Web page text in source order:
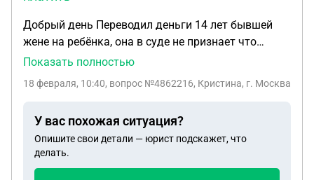
Добрый день Переводил деньги 14 лет бывшей
жене на ребёнка, она в суде не признает что
деньги переводились на ребёнка, есть запись что
поновой буду платить. Вопрос могу ли я вернуть
обогощения
Показать полностью
18 февраля, 10:40, вопрос №4862216, Кристина, г. Москва
У вас похожая ситуация?
Опишите свои детали — юрист подскажет, что
делать.